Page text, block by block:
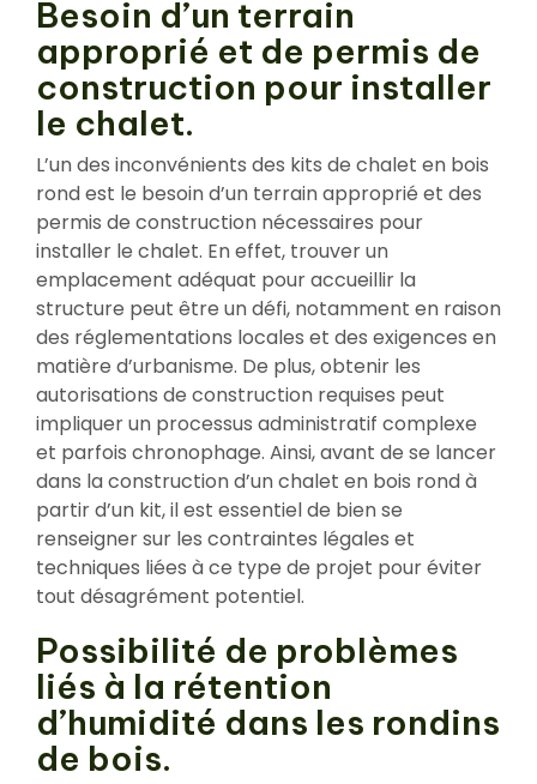
Besoin d’un terrain
approprié et de permis de
construction pour installer
le chalet.
L’un des inconvénients des kits de chalet en bois
rond est le besoin d’un terrain approprié et des
permis de construction nécessaires pour
installer le chalet. En effet, trouver un
emplacement adéquat pour accueillir la
structure peut être un défi, notamment en raison
des réglementations locales et des exigences en
matière d’urbanisme. De plus, obtenir les
autorisations de construction requises peut
impliquer un processus administratif complexe
et parfois chronophage. Ainsi, avant de se lancer
dans la construction d’un chalet en bois rond à
partir d’un kit, il est essentiel de bien se
renseigner sur les contraintes légales et
techniques liées à ce type de projet pour éviter
tout désagrément potentiel.
Possibilité de problèmes
liés à la rétention
d’humidité dans les rondins
de bois.